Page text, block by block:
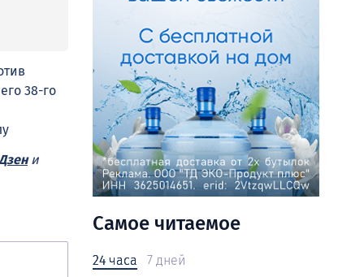
38-го
и
Самое читаемое
24 часа 7 дней